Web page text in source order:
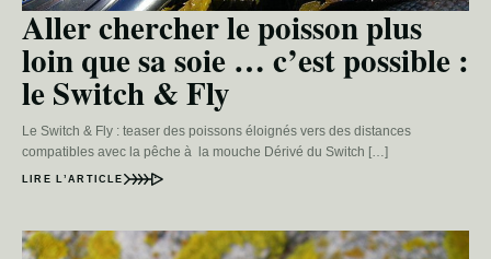
Aller chercher le poisson plus
loin que sa soie … c’est possible :
le Switch & Fly
Le Switch & Fly : teaser des poissons éloignés vers des distances
compatibles avec la pêche à la mouche Dérivé du Switch […]
LIRE L’ARTICLE